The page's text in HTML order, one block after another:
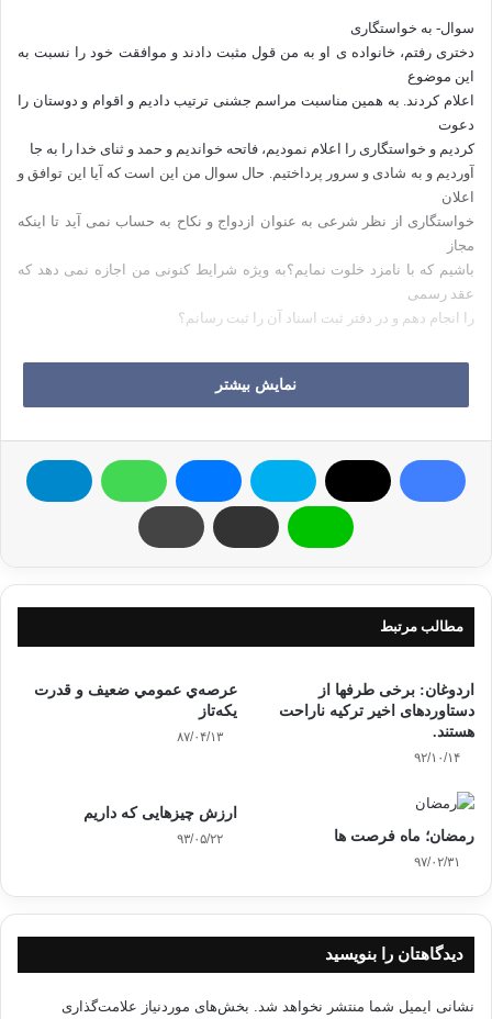
سوال- به خواستگاری
دختری رفتم، خانواده ی او به من قول مثبت دادند و موافقت خود را نسبت به
این موضوع
اعلام کردند. به همین مناسبت مراسم جشنی ترتیب دادیم و اقوام و دوستان را
دعوت
کردیم و خواستگاری را اعلام نمودیم، فاتحه خواندیم و حمد و ثنای خدا را به جا
آوردیم و به شادی و سرور پرداختیم. حال سوال من این است که آیا این توافق و
اعلان
خواستگاری از نظر شرعی به عنوان ازدواج و نکاح به حساب نمی آید تا اینکه
مجاز
باشیم که با نامزد خلوت نمایم؟به ویژه شرایط کنونی من اجازه نمی دهد که
عقد رسمی
را انجام دهم و در دفتر ثبت اسناد آن را ثبت رسانم؟
جواب: خواستگاری از
نظر لغوی و عرفی و شرعی چیزی غیر از ازدواج و نکاح است . خواستگاری
ازدواج است. همه ی فرهنگ لغت ها میان دو کلمه ی خواستگاری و ازدواج فرق
می گذارند.
عرف، میان مرد خواستگار و مرد متأهل فرق گذاشته و شریعت هم میان آن دو
آشکاری قائل است. خواستگاری چیزی بیشتر از اعلام میل و رغبت نسبت به
معین و مشخص نیست، ولی ازدواج پیمانی محکم و عهد و میثاق استواری است
که حدود و
شرایط و حقوق و آثاری بر آن مترتب است.
قرآن راجع به این دو
موضوع تعبیر خاص خود را دارد. در ارتباط با زنانی که شوهرانشان فوت کرده
می فرماید:
عَلَيْكُمْ فِيمَا عَرَّضْتُم بِهِ مِنْ خِطْبَةِ النِّسَاء أَوْ أَكْنَنتُمْ فِي
أَنفُسِكُمْ عَلِمَ اللّهُ أَنَّكُمْ سَتَذْكُرُونَهُنَّ وَلَكِن لاَّ
تُوَاعِدُوهُنَّ سِرّاً إِلاَّ أَن تَقُولُواْ قَوْلاً مَّعْرُوفاً وَلاَ
مردان ) نيست كه به طور كنايه از زناني ( كه شوهرانشان فوت كرده‌اند و در
نمایش بیشتر
مطالب مرتبط
اردوغان: برخی طرفها از
دستاوردهای اخیر ترکیه ناراحت
هستند.
۹۲/۱۰/۱۴
عرصه‌ي عمومي ضعيف و قدرت
يكه‌تاز
۸۷/۰۴/۱۳
رمضان؛ ماه فرصت ها
۹۷/۰۲/۳۱
ارزش چیزهایی که داریم
۹۳/۰۵/۲۲
دیدگاهتان را بنویسید
نشانی ایمیل شما منتشر نخواهد شد. بخش‌های موردنیاز علامت‌گذاری